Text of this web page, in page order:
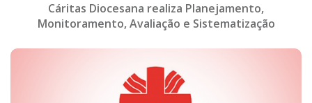
Cáritas Diocesana realiza Planejamento,
Monitoramento, Avaliação e Sistematização